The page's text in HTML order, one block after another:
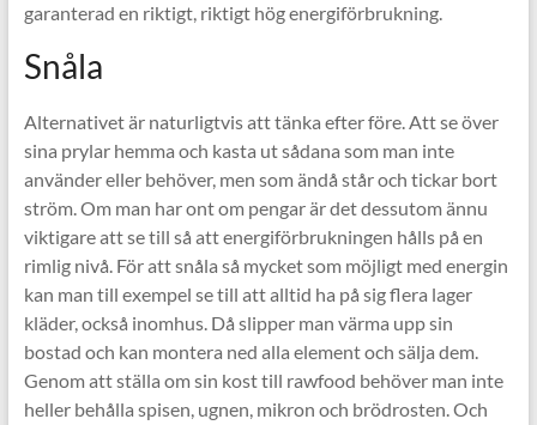
garanterad en riktigt, riktigt hög energiförbrukning.
Snåla
Alternativet är naturligtvis att tänka efter före. Att se över
sina prylar hemma och kasta ut sådana som man inte
använder eller behöver, men som ändå står och tickar bort
ström. Om man har ont om pengar är det dessutom ännu
viktigare att se till så att energiförbrukningen hålls på en
rimlig nivå. För att snåla så mycket som möjligt med energin
kan man till exempel se till att alltid ha på sig flera lager
kläder, också inomhus. Då slipper man värma upp sin
bostad och kan montera ned alla element och sälja dem.
Genom att ställa om sin kost till rawfood behöver man inte
heller behålla spisen, ugnen, mikron och brödrosten. Och